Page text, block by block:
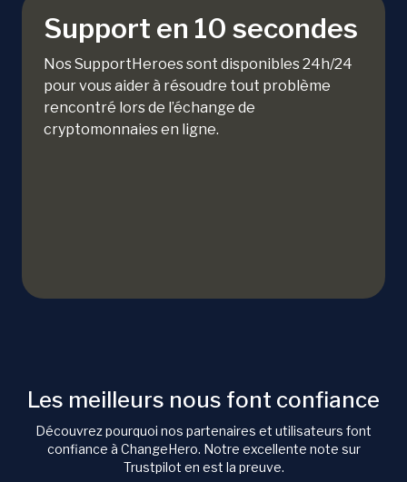
Support en 10 secondes
Nos SupportHeroes sont disponibles 24h/24
pour vous aider à résoudre tout problème
rencontré lors de l’échange de
cryptomonnaies en ligne.
Les meilleurs nous font confiance
Découvrez pourquoi nos partenaires et utilisateurs font
confiance à ChangeHero. Notre excellente note sur
Trustpilot en est la preuve.